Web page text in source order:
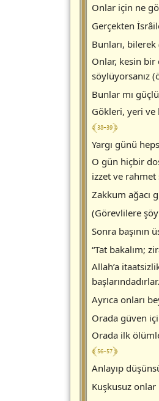
Onlar için ne
Gerçekten
Bunları,
Onlar, kesin
söylüyorsanız
Bunlar mı
Gökleri, yeri ve
﴾ 38-39 ﴿
Yargı günü
O gün hiçbir
izzet ve rahmet
Zakkum ağacı
(Görevlilere
Sonra başının
“Tat bakalım;
Allah’a
başlarındadırlar.
Ayrıca onları
Orada güven
Orada ilk
﴾ 56-57 ﴿
Anlayıp
Kuşkusuz